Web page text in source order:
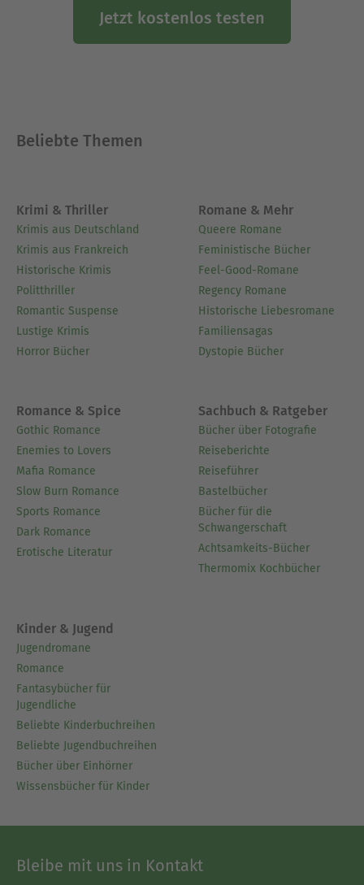
Jetzt kostenlos testen
Beliebte Themen
Krimi & Thriller
Krimis aus Deutschland
Krimis aus Frankreich
Historische Krimis
Politthriller
Romantic Suspense
Lustige Krimis
Horror Bücher
Romane & Mehr
Queere Romane
Feministische Bücher
Feel-Good-Romane
Regency Romane
Historische Liebesromane
Familiensagas
Dystopie Bücher
Romance & Spice
Gothic Romance
Enemies to Lovers
Mafia Romance
Slow Burn Romance
Sports Romance
Dark Romance
Erotische Literatur
Sachbuch & Ratgeber
Bücher über Fotografie
Reiseberichte
Reiseführer
Bastelbücher
Bücher für die
Schwangerschaft
Achtsamkeits-Bücher
Thermomix Kochbücher
Kinder & Jugend
Jugendromane
Romance
Fantasybücher für
Jugendliche
Beliebte Kinderbuchreihen
Beliebte Jugendbuchreihen
Bücher über Einhörner
Wissensbücher für Kinder
Bleibe mit uns in Kontakt